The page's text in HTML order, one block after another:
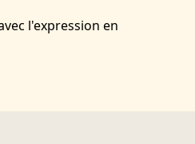
l'expression en